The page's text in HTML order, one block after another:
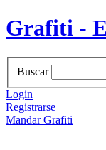
Grafiti -
Buscar
Login
Registrarse
Mandar Grafiti